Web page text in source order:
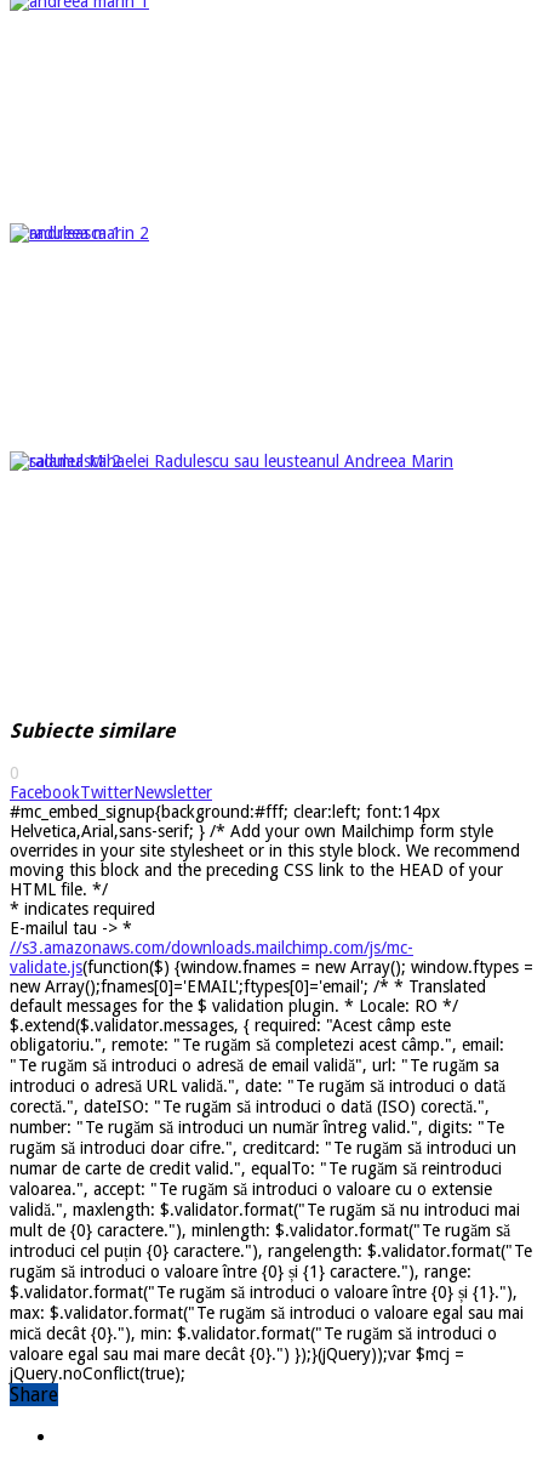
Subiecte similare
0
FacebookTwitterNewsletter
#mc_embed_signup{background:#fff; clear:left; font:14px
Helvetica,Arial,sans-serif; } /* Add your own Mailchimp form style
overrides in your site stylesheet or in this style block. We recommend
moving this block and the preceding CSS link to the HEAD of your
HTML file. */
* indicates required
E-mailul tau -> *
//s3.amazonaws.com/downloads.mailchimp.com/js/mc-
validate.js(function($) {window.fnames = new Array(); window.ftypes =
new Array();fnames[0]='EMAIL';ftypes[0]='email'; /* * Translated
default messages for the $ validation plugin. * Locale: RO */
$.extend($.validator.messages, { required: "Acest câmp este
obligatoriu.", remote: "Te rugăm să completezi acest câmp.", email:
"Te rugăm să introduci o adresă de email validă", url: "Te rugăm sa
introduci o adresă URL validă.", date: "Te rugăm să introduci o dată
corectă.", dateISO: "Te rugăm să introduci o dată (ISO) corectă.",
number: "Te rugăm să introduci un număr întreg valid.", digits: "Te
rugăm să introduci doar cifre.", creditcard: "Te rugăm să introduci un
numar de carte de credit valid.", equalTo: "Te rugăm să reintroduci
valoarea.", accept: "Te rugăm să introduci o valoare cu o extensie
validă.", maxlength: $.validator.format("Te rugăm să nu introduci mai
mult de {0} caractere."), minlength: $.validator.format("Te rugăm să
introduci cel puțin {0} caractere."), rangelength: $.validator.format("Te
rugăm să introduci o valoare între {0} și {1} caractere."), range:
$.validator.format("Te rugăm să introduci o valoare între {0} și {1}."),
max: $.validator.format("Te rugăm să introduci o valoare egal sau mai
mică decât {0}."), min: $.validator.format("Te rugăm să introduci o
valoare egal sau mai mare decât {0}.") });}(jQuery));var $mcj =
jQuery.noConflict(true);
Share